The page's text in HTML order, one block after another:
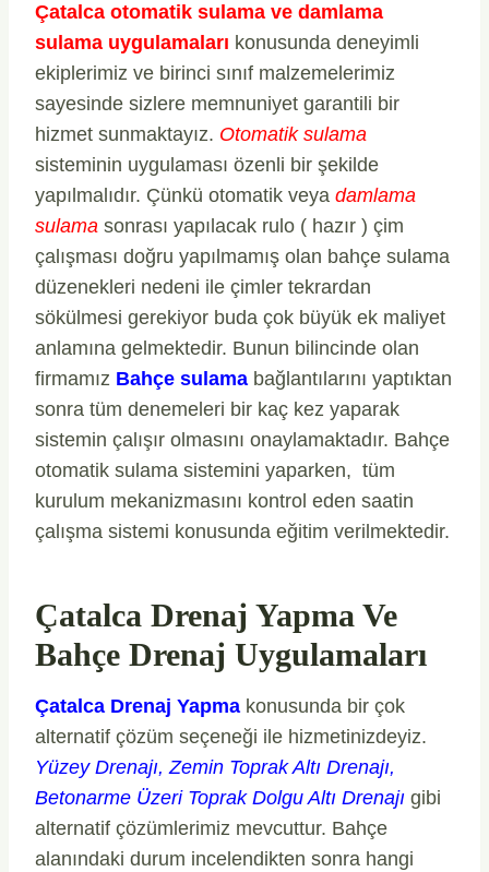
Çatalca otomatik sulama ve damlama
sulama uygulamaları konusunda deneyimli
ekiplerimiz ve birinci sınıf malzemelerimiz
sayesinde sizlere memnuniyet garantili bir
hizmet sunmaktayız. Otomatik sulama
sisteminin uygulaması özenli bir şekilde
yapılmalıdır. Çünkü otomatik veya damlama
sulama sonrası yapılacak rulo ( hazır ) çim
çalışması doğru yapılmamış olan bahçe sulama
düzenekleri nedeni ile çimler tekrardan
sökülmesi gerekiyor buda çok büyük ek maliyet
anlamına gelmektedir. Bunun bilincinde olan
firmamız Bahçe sulama bağlantılarını yaptıktan
sonra tüm denemeleri bir kaç kez yaparak
sistemin çalışır olmasını onaylamaktadır. Bahçe
otomatik sulama sistemini yaparken, tüm
kurulum mekanizmasını kontrol eden saatin
çalışma sistemi konusunda eğitim verilmektedir.
Çatalca Drenaj Yapma Ve
Bahçe Drenaj Uygulamaları
Çatalca Drenaj Yapma konusunda bir çok
alternatif çözüm seçeneği ile hizmetinizdeyiz.
Yüzey Drenajı, Zemin Toprak Altı Drenajı,
Betonarme Üzeri Toprak Dolgu Altı Drenajı gibi
alternatif çözümlerimiz mevcuttur. Bahçe
alanındaki durum incelendikten sonra hangi